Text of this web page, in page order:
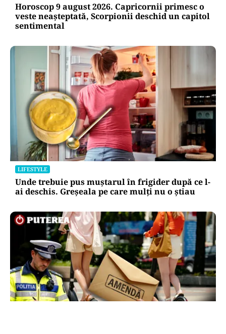
Horoscop 9 august 2026. Capricornii primesc o
veste neașteptată, Scorpionii deschid un capitol
sentimental
LIFESTYLE
Unde trebuie pus muștarul în frigider după ce l-
ai deschis. Greșeala pe care mulți nu o știau